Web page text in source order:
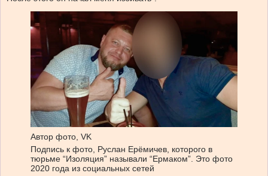
Автор фото, VK
Подпись к фото, Руслан Ерёмичев, которого в
тюрьме “Изоляция” называли “Ермаком”. Это фото
2020 года из социальных сетей